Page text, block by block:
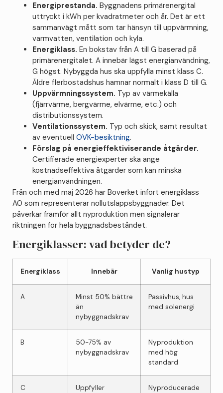
Energiprestanda. Byggnadens primärenergital
uttryckt i kWh per kvadratmeter och år. Det är ett
sammanvägt mått som tar hänsyn till uppvärmning,
varmvatten, ventilation och kyla.
Energiklass. En bokstav från A till G baserad på
primärenergitalet. A innebär lägst energianvändning,
G högst. Nybyggda hus ska uppfylla minst klass C.
Äldre flerbostadshus hamnar normalt i klass D till G.
Uppvärmningssystem. Typ av värmekälla
(fjärrvärme, bergvärme, elvärme, etc.) och
distributionssystem.
Ventilationssystem. Typ och skick, samt resultat
av eventuell OVK-besiktning.
Förslag på energieffektiviserande åtgärder.
Certifierade energiexperter ska ange
kostnadseffektiva åtgärder som kan minska
energianvändningen.
Från och med maj 2026 har Boverket infört energiklass
A0 som representerar nollutsläppsbyggnader. Det
påverkar framför allt nyproduktion men signalerar
riktningen för hela byggnadsbeståndet.
Energiklasser: vad betyder de?
Energiklass Innebär Vanlig hustyp
A
Minst 50% bättre
än
nybyggnadskrav
Passivhus, hus
med solenergi
B
50-75% av
nybyggnadskrav
Nyproduktion
med hög
standard
C
Uppfyller
Nyproducerade